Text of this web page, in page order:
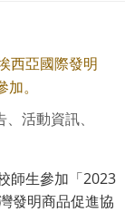
西亞國際發明
。
活動資訊、
師生參加「2023
發明商品促進協